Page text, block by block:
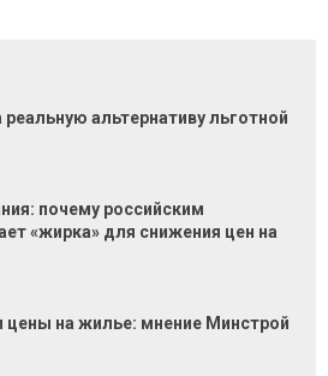
альтернативу льготной
почему российским
«жирка» для снижения цен на
цены на жилье: мнение Минстрой